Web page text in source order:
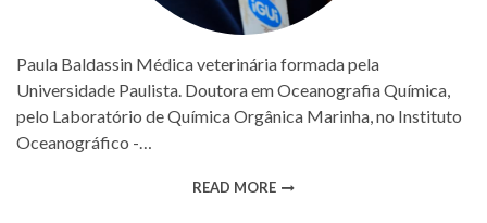
Paula Baldassin Médica veterinária formada pela
Universidade Paulista. Doutora em Oceanografia Química,
pelo Laboratório de Química Orgânica Marinha, no Instituto
Oceanográfico -…
READ MORE